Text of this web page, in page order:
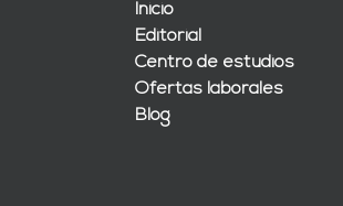
Inicio
Editorial
Centro de estudios
Ofertas laborales
Blog